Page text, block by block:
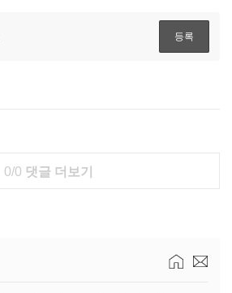
0/0 댓글 더보기